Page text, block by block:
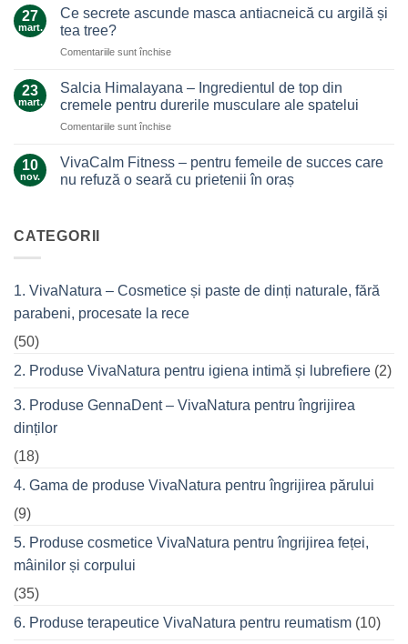
de
nu
lasă
la…
galben-
ne
durerile
27
mart.
Ce secrete ascunde masca antiacneică cu argilă și
tea tree?
Comentariile sunt închisepentru
secrete
ascunde
masca
antiacneică
argilă
23
mart.
Salcia Himalayana – Ingredientul de top din
cremele pentru durerile musculare ale spatelui
Comentariile sunt închisepentru
Himalayana
Ingredientul
musculare
ale
10
nov.
VivaCalm Fitness – pentru femeile de succes care
nu refuză o seară cu prietenii în oraș
VivaCalm
Fitness
de
care
seară
cu
în
oraș
CATEGORII
1. VivaNatura – Cosmetice și paste de dinți naturale, fără
parabeni, procesate la rece
(50)
2. Produse VivaNatura pentru igiena intimă și lubrefiere (2)
3. Produse GennaDent – VivaNatura pentru îngrijirea
dinților
(18)
4. Gama de produse VivaNatura pentru îngrijirea părului
(9)
5. Produse cosmetice VivaNatura pentru îngrijirea feței,
mâinilor și corpului
(35)
6. Produse terapeutice VivaNatura pentru reumatism (10)